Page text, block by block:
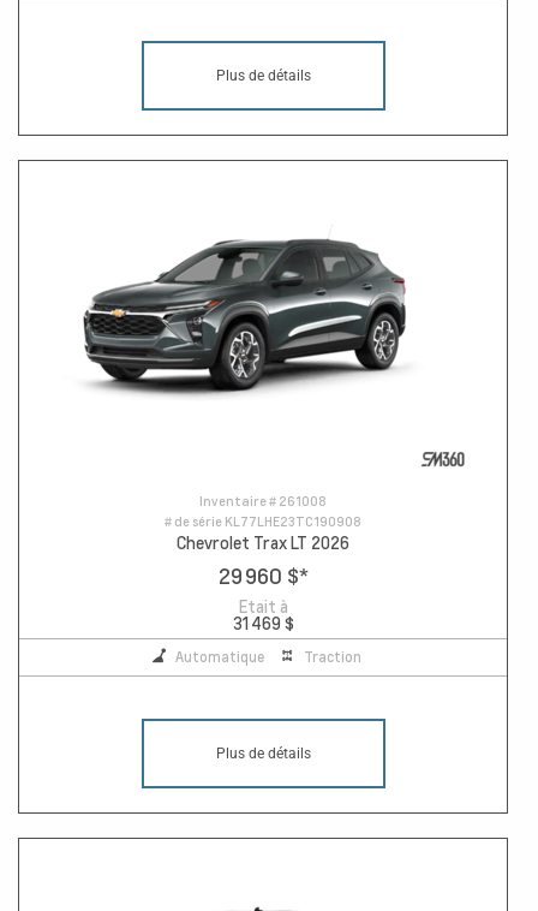
Plus de détails
Inventaire # 261008
# de série KL77LHE23TC190908
Chevrolet Trax LT 2026
29 960 $*
Etait à
31 469 $
Automatique Traction
Plus de détails